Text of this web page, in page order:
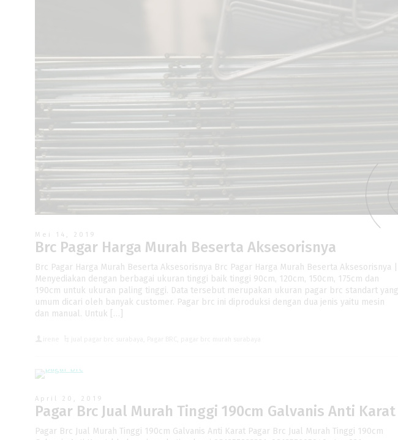
Mei 14, 2019
Brc Pagar Harga Murah Beserta Aksesorisnya
Brc Pagar Harga Murah Beserta Aksesorisnya Brc Pagar Harga Murah Beserta Aksesorisnya |
Menyediakan dengan berbagai ukuran tinggi baik tinggi 90cm, 120cm, 150cm, 175cm dan
190cm untuk ukuran paling tinggi. Data tersebut merupakan ukuran pagar brc standart yang
umum dicari oleh banyak customer. Pagar brc ini diproduksi dengan dua jenis yaitu mesin
dan manual. Untuk […]
April 20, 2019
Pagar Brc Jual Murah Tinggi 190cm Galvanis Anti Karat
Pagar Brc Jual Murah Tinggi 190cm Galvanis Anti Karat Pagar Brc Jual Murah Tinggi 190cm